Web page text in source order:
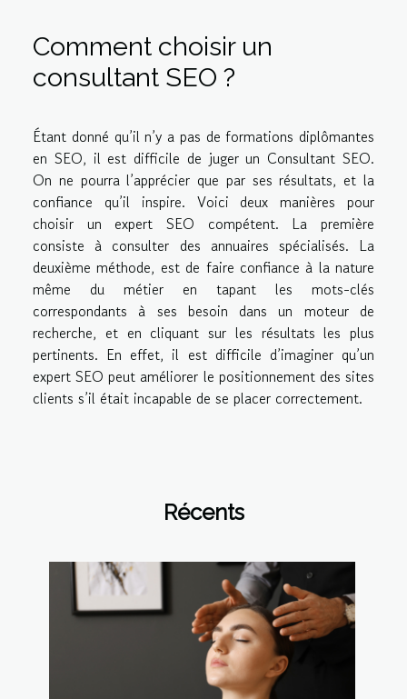
Comment choisir un
consultant SEO ?
Étant donné qu’il n’y a pas de formations diplômantes
en SEO, il est difficile de juger un Consultant SEO.
On ne pourra l’apprécier que par ses résultats, et la
confiance qu’il inspire. Voici deux manières pour
choisir un expert SEO compétent. La première
consiste à consulter des annuaires spécialisés. La
deuxième méthode, est de faire confiance à la nature
même du métier en tapant les mots-clés
correspondants à ses besoin dans un moteur de
recherche, et en cliquant sur les résultats les plus
pertinents. En effet, il est difficile d’imaginer qu’un
expert SEO peut améliorer le positionnement des sites
clients s’il était incapable de se placer correctement.
Récents